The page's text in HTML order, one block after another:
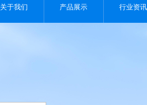
关于我们 产品展示 行业资讯